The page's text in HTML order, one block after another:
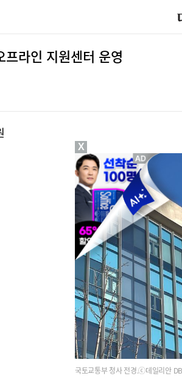
라인 지원센터 운영
국토교통부 청사 전경.ⓒ데일리안 DB
X